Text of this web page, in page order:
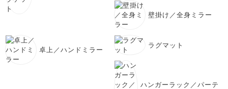
壁掛け／全身ミラー
卓上／ハンドミラー
ラグマット
ハンガーラック／パーテ